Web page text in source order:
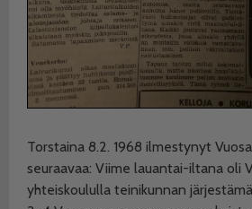
Torstaina 8.2. 1968 ilmestynyt
seuraavaa: Viime lauantai-iltana oli
yhteiskoululla teinikunnan